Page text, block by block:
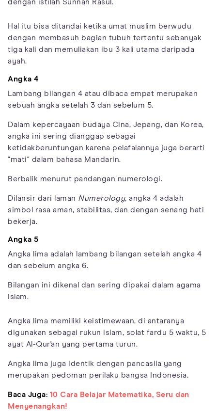
dengan istilah Sunnah Rasul.
Hal itu bisa ditandai ketika umat muslim berwudu
dengan membasuh bagian tubuh tertentu sebanyak
tiga kali dan memuliakan ibu 3 kali utama daripada
ayah.
Angka 4
Lambang bilangan 4 atau dibaca empat merupakan
sebuah angka setelah 3 dan sebelum 5.
Dalam kepercayaan budaya Cina, Jepang, dan Korea,
angka ini sering dianggap sebagai
ketidakberuntungan karena pelafalannya juga berarti
"mati" dalam bahasa Mandarin.
Berbalik menurut pandangan numerologi.
Dilansir dari laman Numerology, angka 4 adalah
simbol rasa aman, stabilitas, dan dengan senang hati
bekerja.
Angka 5
Angka lima adalah lambang bilangan setelah angka 4
dan sebelum angka 6.
Bilangan ini dikenal dan sering dipakai dalam agama
Islam.
Angka lima memiliki keistimewaan, di antaranya
digunakan sebagai rukun islam, solat fardu 5 waktu, 5
ayat Al-Qur'an yang pertama turun.
Angka lima juga identik dengan pancasila yang
merupakan pedoman perilaku bangsa Indonesia.
Baca Juga: 10 Cara Belajar Matematika, Seru dan
Menyenangkan!